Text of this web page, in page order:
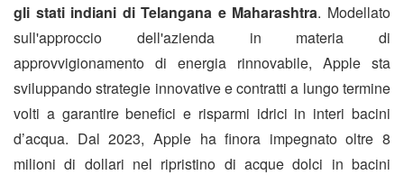
gli stati indiani di Telangana e Maharashtra. Modellato
sull'approccio dell'azienda in materia di
approvvigionamento di energia rinnovabile, Apple sta
sviluppando strategie innovative e contratti a lungo termine
volti a garantire benefici e risparmi idrici in interi bacini
d’acqua. Dal 2023, Apple ha finora impegnato oltre 8
milioni di dollari nel ripristino di acque dolci in bacini